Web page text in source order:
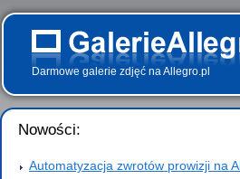
Darmowe galerie zdjęć na Allegro.pl
Nowości:
Automatyzacja zwrotów prowizji na